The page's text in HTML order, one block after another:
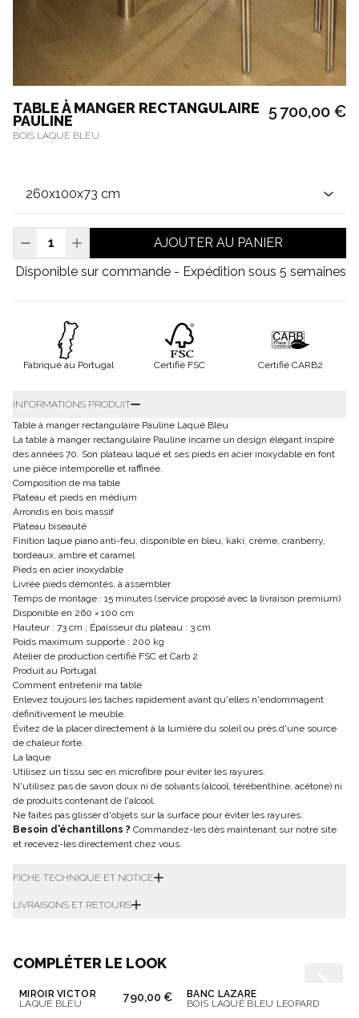
TABLE À MANGER RECTANGULAIRE
PAULINE
BOIS LAQUÉ BLEU
5 700,00 €
AJOUTER AU PANIER
Disponible sur commande - Expédition sous 5 semaines
Fabriqué au Portugal Certifié FSC Certifié CARB2
INFORMATIONS PRODUIT
Table à manger rectangulaire Pauline Laqué Bleu
La table à manger rectangulaire Pauline incarne un design élégant inspiré
des années 70. Son plateau laqué et ses pieds en acier inoxydable en font
une pièce intemporelle et raffinée.
Composition de ma table
Plateau et pieds en médium
Arrondis en bois massif
Plateau biseauté
Finition laque piano anti-feu, disponible en bleu, kaki, crème, cranberry,
bordeaux, ambre et caramel
Pieds en acier inoxydable
Livrée pieds démontés, à assembler
Temps de montage : 15 minutes (service proposé avec la livraison premium)
Disponible en 260 × 100 cm
Hauteur : 73 cm ; Épaisseur du plateau : 3 cm
Poids maximum supporté : 200 kg
Atelier de production certifié FSC et Carb 2
Produit au Portugal
Comment entretenir ma table
Enlevez toujours les taches rapidement avant qu'elles n'endommagent
définitivement le meuble.
Évitez de la placer directement à la lumière du soleil ou près d'une source
de chaleur forte.
La laque
Utilisez un tissu sec en microfibre pour éviter les rayures.
N'utilisez pas de savon doux ni de solvants (alcool, térébenthine, acétone) ni
de produits contenant de l'alcool.
Ne faites pas glisser d'objets sur la surface pour éviter les rayures.
Besoin d'échantillons ? Commandez-les dès maintenant sur notre site
et recevez-les directement chez vous.
FICHE TECHNIQUE ET NOTICE
LIVRAISONS ET RETOURS
COMPLÉTER LE LOOK
MIROIR VICTOR
LAQUÉ BLEU
790,00 €
BANC LAZARE
BOIS LAQUÉ BLEU LEOPARD